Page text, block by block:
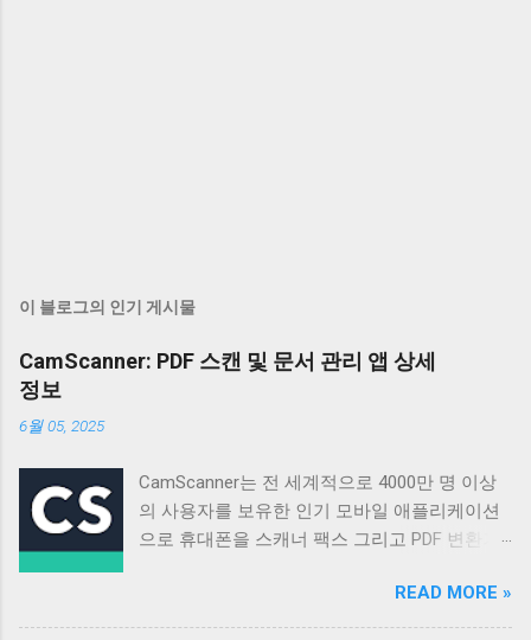
이 블로그의 인기 게시물
CamScanner: PDF 스캔 및 문서 관리 앱 상세
정보
6월 05, 2025
CamScanner는 전 세계적으로 4000만 명 이상
의 사용자를 보유한 인기 모바일 애플리케이션
으로 휴대폰을 스캐너 팩스 그리고 PDF 변환기
명 이상의 신규 사용자가 가입할 정도로 꾸준히
성장하고 있으며 다양한 기능과 편리한 사용성
READ MORE »